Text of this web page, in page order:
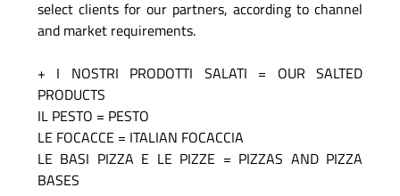
select clients for our partners, according to channel
and market requirements.
+ I NOSTRI PRODOTTI SALATI = OUR SALTED
PRODUCTS
IL PESTO = PESTO
LE FOCACCE = ITALIAN FOCACCIA
LE BASI PIZZA E LE PIZZE = PIZZAS AND PIZZA
BASES